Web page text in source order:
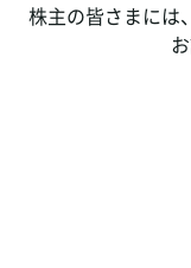
株主の皆さまには